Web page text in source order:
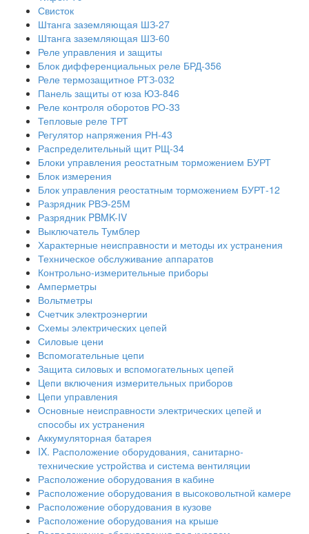
Свисток
Штанга заземляющая ШЗ-27
Штанга заземляющая ШЗ-60
Реле управления и защиты
Блок дифференциальных реле БРД-356
Реле термозащитное РТЗ-032
Панель защиты от юза ЮЗ-846
Реле контроля оборотов РО-33
Тепловые реле ТРТ
Регулятор напряжения РН-43
Распределительный щит РЩ-34
Блоки управления реостатным торможением БУРТ
Блок измерения
Блок управления реостатным торможением БУРТ-12
Разрядник РВЭ-25М
Разрядник PBMK-IV
Выключатель Тумблер
Характерные неисправности и методы их устранения
Техническое обслуживание аппаратов
Контрольно-измерительные приборы
Амперметры
Вольтметры
Счетчик электроэнергии
Схемы электрических цепей
Силовые цени
Вспомогательные цепи
Защита силовых и вспомогательных цепей
Цепи включения измерительных приборов
Цепи управления
Основные неисправности электрических цепей и
способы их устранения
Аккумуляторная батарея
IX. Расположение оборудования, санитарно-
технические устройства и система вентиляции
Расположение оборудования в кабине
Расположение оборудования в высоковольтной камере
Расположение оборудования в кузове
Расположение оборудования на крыше